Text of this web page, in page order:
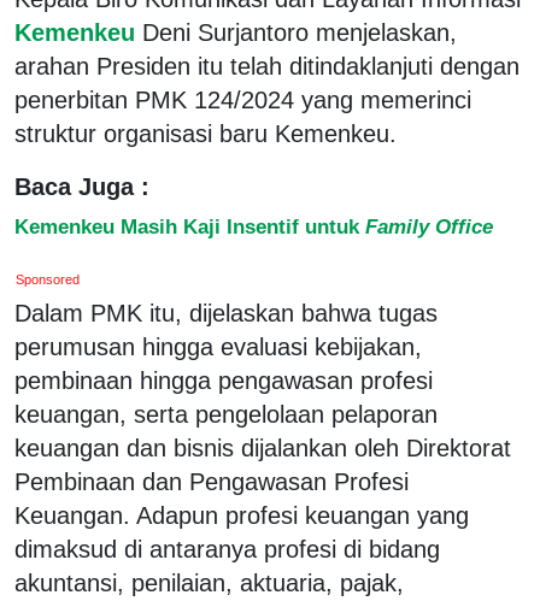
Kemenkeu Deni Surjantoro menjelaskan,
arahan Presiden itu telah ditindaklanjuti dengan
penerbitan PMK 124/2024 yang memerinci
struktur organisasi baru Kemenkeu.
Baca Juga :
Kemenkeu Masih Kaji Insentif untuk Family Office
Sponsored
Dalam PMK itu, dijelaskan bahwa tugas
perumusan hingga evaluasi kebijakan,
pembinaan hingga pengawasan profesi
keuangan, serta pengelolaan pelaporan
keuangan dan bisnis dijalankan oleh Direktorat
Pembinaan dan Pengawasan Profesi
Keuangan. Adapun profesi keuangan yang
dimaksud di antaranya profesi di bidang
akuntansi, penilaian, aktuaria, pajak,